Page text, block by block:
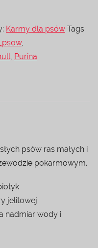
Karmy dla psów Tags:
,
, Purina
psów ras małych i
pokarmowym.
jelitowej
nadmiar wody i